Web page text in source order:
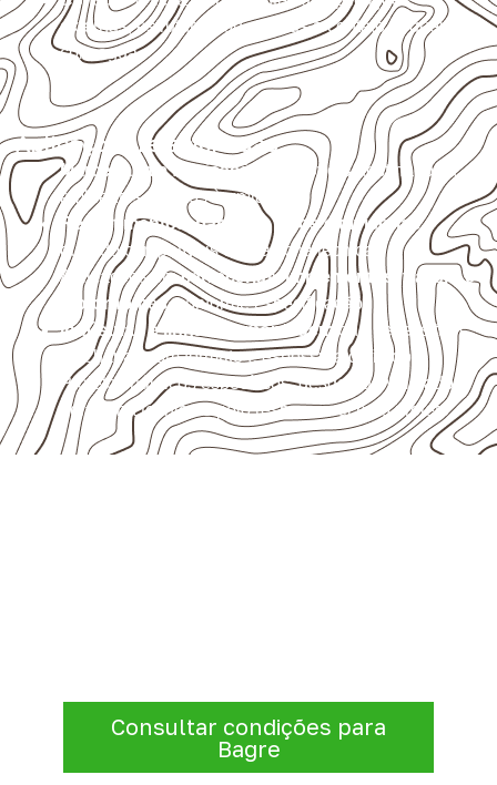
externas, estruturais ou sujeitas a contato frequente
com água.
Aplicações relacionadas
Marcenaria e fabricação de móveisdestinados a
ambientes sujeitos à umidade.
Revestimentos, paredes, pisos e divisórias,
quando compatíveis com a ficha técnica.
Aplicações emcarrocerias, implementos, trailers e
motorhomes, conforme especificação.
Indústrias e linhas de montagem que necessitam
de chapas com formato e espessura definidos.
Projetos náuticos específicos, desde que validados
pela ficha técnica e pelo responsável pelo projeto.
Consultar condições para
Bagre